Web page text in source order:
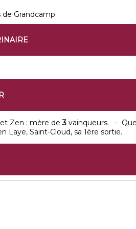
de Grandcamp
Zen : mère de3vainqueurs. -
Laye, Saint-Cloud, sa 1ère sortie.